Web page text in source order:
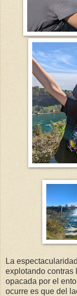
La
explotando contras
opacada por el
ocurre es que del